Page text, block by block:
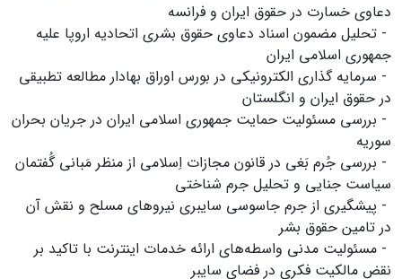
دعاوی خسارت در حقوق ایران و فرانسه
- تحلیل مضمون اسناد دعاوی حقوق بشری اتحادیه اروپا علیه
جمهوری اسلامی ایران
- سرمایه گذاری الکترونیکی در بورس اوراق بهادار مطالعه تطبیقی
در حقوق ایران و انگلستان
- بررسی مسئولیت حمایت جمهوری اسلامی ایران در جریان بحران
سوریه
- بررسی جُرم بَغی در قانون مجازات اِسلامی از منظر مَبانی گُفتمان
سیاست جنایی و تحلیل جرم شناختی
- پیشگیری از جرم جاسوسی سایبری نیروهای مسلح و نقش آن
در تامین حقوق بشر
- مسئولیت مدنی واسطه‌های ارائه خدمات اینترنت با تاکید بر
نقض مالکیت فکری در فضای سایبر